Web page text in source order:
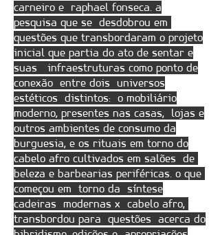
carneiro e raphael fonseca. a
pesquisa que se desdobrou em
questões que transbordaram o projeto
inicial que partia do ato de sentar e
suas infraestruturas como ponto de
conexão entre dois universos
estéticos distintos: o mobiliário
moderno, presentes nas casas, lojas e
outros ambientes de consumo da
burguesia, e os rituais em torno do
cabelo afro cultivados em salões de
beleza e barbearias periféricas. o que
começou em torno da síntese
cadeiras modernas x cabelo afro,
transbordou para questões acerca do